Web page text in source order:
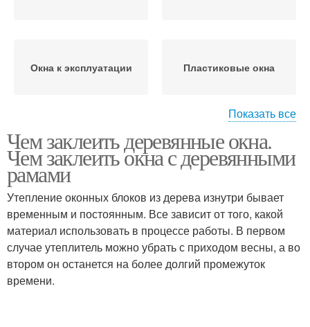
Окна к эксплуатации Пластиковые окна
условиях
Окно с подогревом
Окна на балконе Условия на зиму
Показать все
Чем заклеить деревянные окна.
Чем заклеить окна с деревянными
рамами
Утепление оконных блоков из дерева изнутри бывает
временным и постоянным. Все зависит от того, какой
материал использовать в процессе работы. В первом
случае утеплитель можно убрать с приходом весны, а во
втором он останется на более долгий промежуток
времени.